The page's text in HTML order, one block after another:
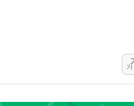
인제 용
동해시,
강원 중·
청양 밭
폭염에 車
李대통령,
가